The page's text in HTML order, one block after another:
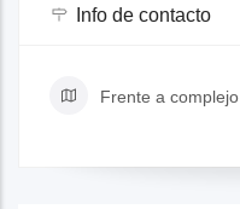
Info de contacto
Frente a